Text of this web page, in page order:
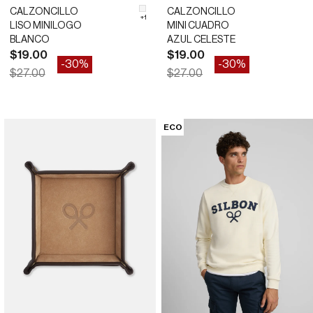
CALZONCILLO
LISO MINILOGO
BLANCO
Precio de oferta
$19.00
Precio normal
$27.00
-30%
#F5F5F5
+1
CALZONCILLO
MINI CUADRO
AZUL CELESTE
Precio de oferta
$19.00
Precio normal
$27.00
-30%
ECO